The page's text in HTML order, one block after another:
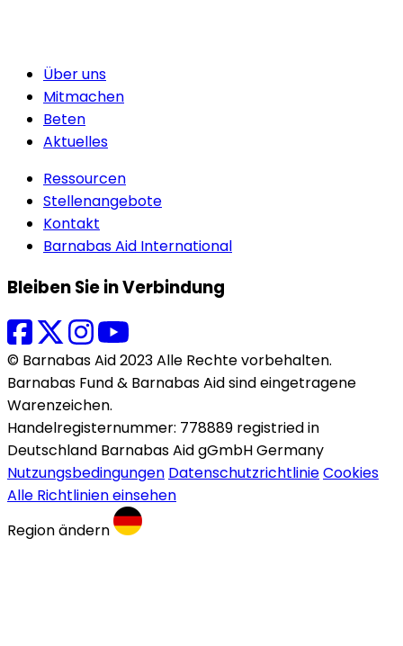
Über uns
Mitmachen
Beten
Aktuelles
Ressourcen
Stellenangebote
Kontakt
Barnabas Aid International
Bleiben Sie in Verbindung
© Barnabas Aid 2023 Alle Rechte vorbehalten.
Barnabas Fund & Barnabas Aid sind eingetragene
Warenzeichen.
Handelregisternummer: 778889 registried in
Deutschland Barnabas Aid gGmbH Germany
Nutzungsbedingungen DatenschutzrichtlinieCookies
Alle Richtlinien einsehen
Region ändern